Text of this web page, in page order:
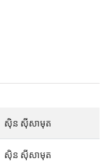
ស៊ិន ស៊ីសាមុត
ស៊ិន ស៊ីសាមុត